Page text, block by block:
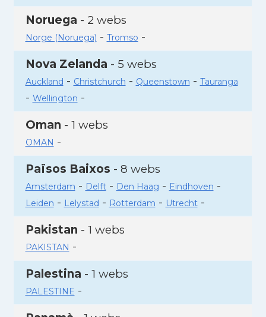
Noruega - 2 webs
Norge (Noruega) - Tromso -
Nova Zelanda - 5 webs
Auckland - Christchurch - Queenstown - Tauranga
- Wellington -
Oman - 1 webs
OMAN -
Països Baixos - 8 webs
Amsterdam - Delft- Den Haag - Eindhoven -
Leiden - Lelystad - Rotterdam - Utrecht-
Pakistan - 1 webs
PAKISTAN -
Palestina - 1 webs
PALESTINE -